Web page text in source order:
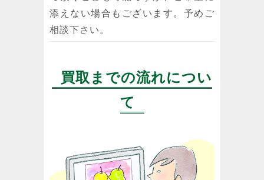
添えない場合もございます。予めご
相談下さい。
買取までの流れについ
て